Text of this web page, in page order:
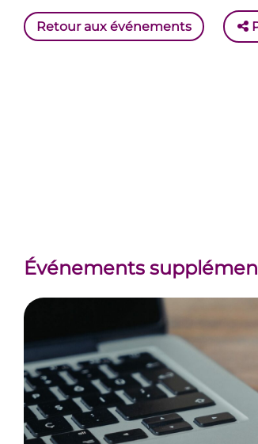
Retour aux événements
Événements